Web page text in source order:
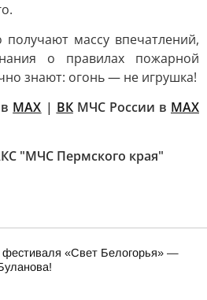
массу впечатлений,
о правилах пожарной
знают: огонь — не игрушка!
MAX | ВКМЧС России в MAX
"МЧС Пермского края"
фестиваля «Свет Белогорья» —